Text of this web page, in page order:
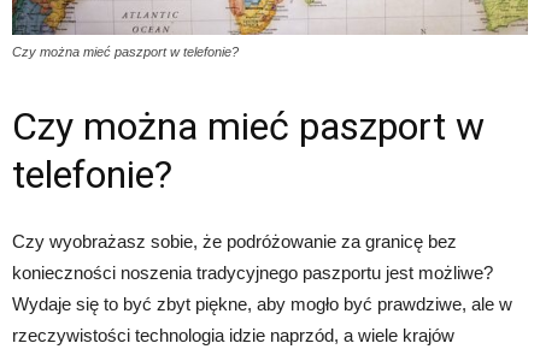
Czy można mieć paszport w telefonie?
Czy można mieć paszport w
telefonie?
Czy wyobrażasz sobie, że podróżowanie za granicę bez
konieczności noszenia tradycyjnego paszportu jest możliwe?
Wydaje się to być zbyt piękne, aby mogło być prawdziwe, ale w
rzeczywistości technologia idzie naprzód, a wiele krajów